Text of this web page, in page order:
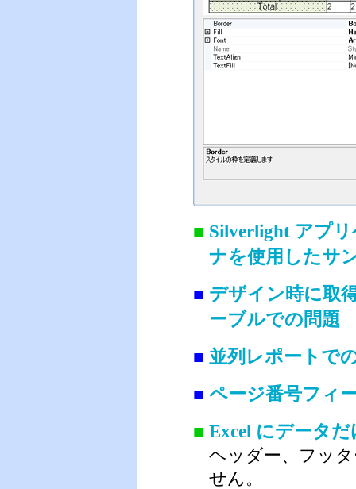
■ Silverlight アプ
ナを使用したサ
■ デザイン時に取
ーブルでの問題
■ 並列レポートで
■ ページ番号フィ
■ Excel にデータ
ヘッダー、フッ
せん。